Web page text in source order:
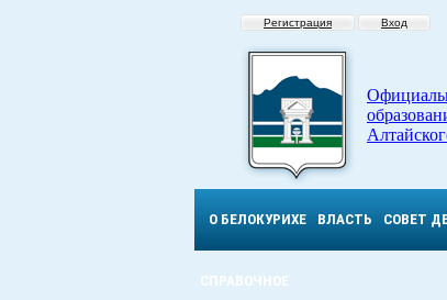
Регистрация Вход
О БЕЛОКУРИХЕ ВЛАСТЬ СОВЕТ
СПРАВОЧНОЕ